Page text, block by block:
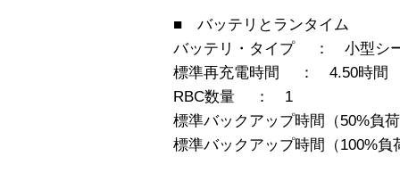
■ バッテリとランタイム
バッテリ・タイプ ： 小型シ
標準再充電時間 ： 4.50時間
RBC数量 ： 1
標準バックアップ時間（50%
標準バックアップ時間（100%